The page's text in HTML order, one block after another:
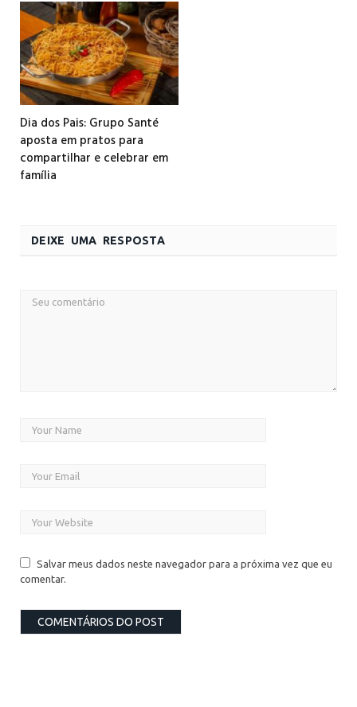
Dia dos Pais: Grupo Santé
aposta em pratos para
compartilhar e celebrar em
família
DEIXE UMA RESPOSTA
Salvar meus dados neste navegador para a próxima vez que eu
comentar.